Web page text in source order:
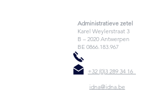
Administratieve zetel
Karel Weylerstraat 3
B – 2020 Antwerpen
BE 0866.183.967
+32 (0)3 289 34 16
idna@idna.be